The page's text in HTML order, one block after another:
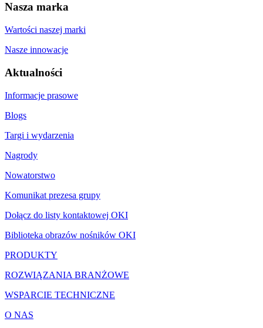
Nasza marka
Wartości naszej marki
Nasze innowacje
Aktualności
Informacje prasowe
Blogs
Targi i wydarzenia
Nagrody
Nowatorstwo
Komunikat prezesa grupy
Dołącz do listy kontaktowej OKI
Biblioteka obrazów nośników OKI
PRODUKTY
ROZWIĄZANIA BRANŻOWE
WSPARCIE TECHNICZNE
O NAS